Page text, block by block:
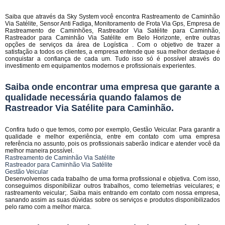
Saiba que através da Sky System você encontra Rastreamento de Caminhão
Via Satélite, Sensor Anti Fadiga, Monitoramento de Frota Via Gps, Empresa de
Rastreamento de Caminhões, Rastreador Via Satélite para Caminhão,
Rastreador para Caminhão Via Satélite em Belo Horizonte, entre outras
opções de serviços da área de Logística . Com o objetivo de trazer a
satisfação a todos os clientes, a empresa entende que sua melhor destaque é
conquistar a confiança de cada um. Tudo isso só é possível através do
investimento em equipamentos modernos e profissionais experientes.
Saiba onde encontrar uma empresa que garante a
qualidade necessária quando falamos de
Rastreador Via Satélite para Caminhão.
Confira tudo o que temos, como por exemplo, Gestão Veicular. Para garantir a
qualidade e melhor experiência, entre em contato com uma empresa
referência no assunto, pois os profissionais saberão indicar e atender você da
melhor maneira possível.
Rastreamento de Caminhão Via Satélite
Rastreador para Caminhão Via Satélite
Gestão Veicular
Desenvolvemos cada trabalho de uma forma profissional e objetiva. Com isso,
conseguimos disponibilizar outros trabalhos, como telemetrias veiculares; e
rastreamento veicular;. Saiba mais entrando em contato com nossa empresa,
sanando assim as suas dúvidas sobre os serviços e produtos disponibilizados
pelo ramo com a melhor marca.